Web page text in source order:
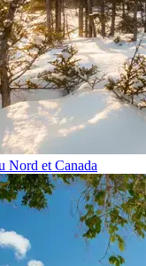
Nord et Canada